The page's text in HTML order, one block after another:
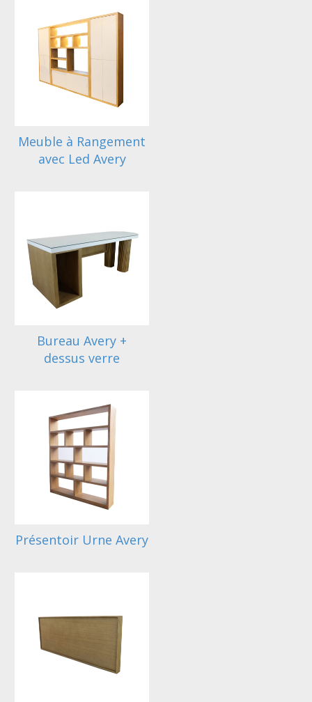
Meuble à Rangement
avec Led Avery
Bureau Avery +
dessus verre
Présentoir Urne Avery